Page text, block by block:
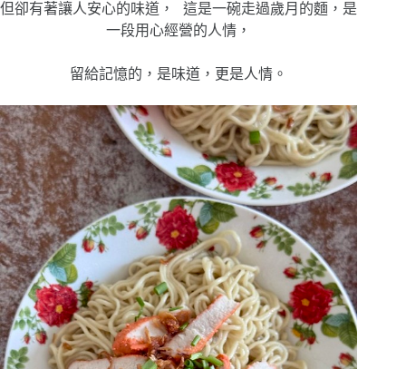
但卻有著讓人安心的味道， 這是一碗走過歲月的麵， 是
一段用心經營的人情，
留給記憶的，是味道，更是人情。